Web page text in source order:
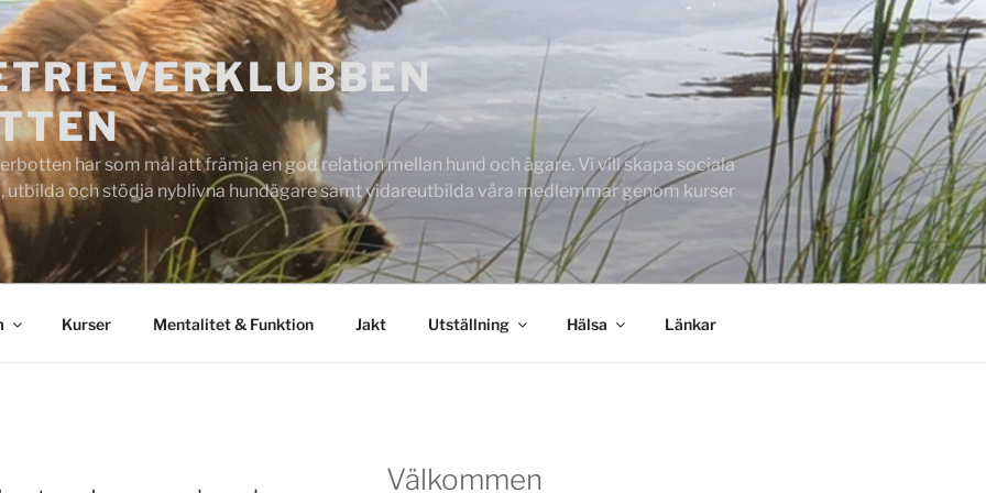
har som mål att främja en god relation mellan hund och ägare. Vi vill skapa sociala
och stödja nyblivna hundägare samt vidareutbilda våra medlemmar genom kurser
Kurser Mentalitet & Funktion Jakt Utställning Hälsa Länkar
Välkommen